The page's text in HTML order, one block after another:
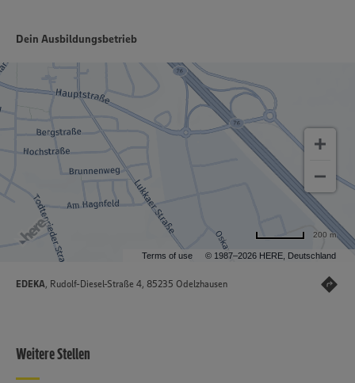
Dein Ausbildungsbetrieb
Terms of use © 1987–2026 HERE, Deutschland
200 m
EDEKA, Rudolf-Diesel-Straße 4, 85235 Odelzhausen
Weitere Stellen